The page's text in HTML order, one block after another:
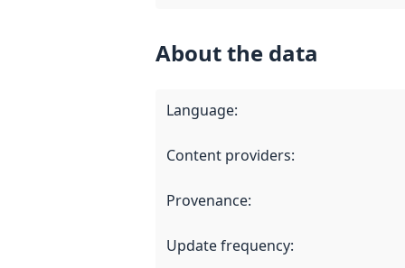
About the data
Language:
Content providers:
Provenance:
Update frequency: